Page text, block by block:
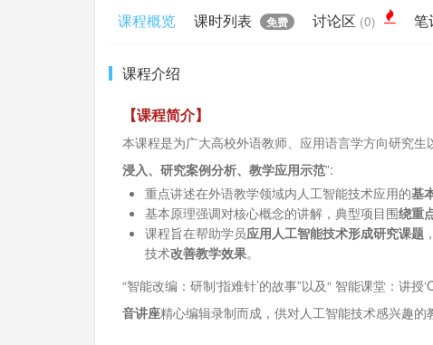
课程概览 课时列表 免费 讨论区 (0) 笔
课程介绍
【课程简介】
本课程是为广大高校外语教师、应用语言学方向研究
浸入、研究案例分析、教学应用示范”:
重点讲述在外语教学领域内人工智能技术应用的基
基本原理强调对核心概念的讲解，典型项目围绕重
课程旨在帮助学员应用人工智能技术形成研究课题
技术改善教学效果。
“智能改编：研制‘指难针’的故事”以及“ 智能课堂：讲
音讲座精心编辑录制而成，供对人工智能技术感兴趣的